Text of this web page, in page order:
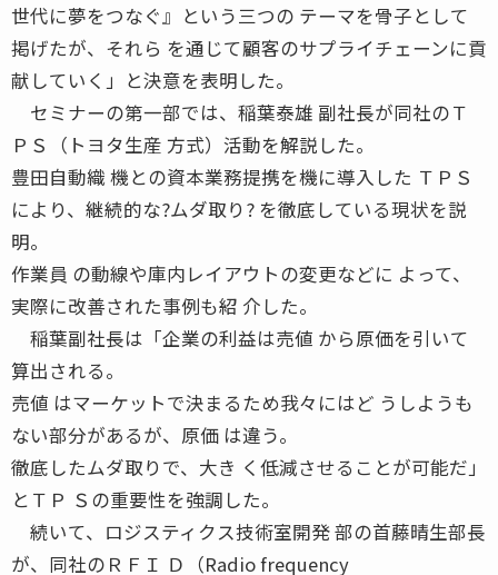
世代に夢をつなぐ』という三つの テーマを骨子として
掲げたが、それら を通じて顧客のサプライチェーンに貢
献していく」と決意を表明した。
セミナーの第一部では、稲葉泰雄 副社長が同社のＴ
ＰＳ（トヨタ生産 方式）活動を解説した。
豊田自動織 機との資本業務提携を機に導入した ＴＰＳ
により、継続的な?ムダ取り? を徹底している現状を説
明。
作業員 の動線や庫内レイアウトの変更などに よって、
実際に改善された事例も紹 介した。
稲葉副社長は「企業の利益は売値 から原価を引いて
算出される。
売値 はマーケットで決まるため我々にはど うしようも
ない部分があるが、原価 は違う。
徹底したムダ取りで、大き く低減させることが可能だ」
とＴＰ Ｓの重要性を強調した。
続いて、ロジスティクス技術室開発 部の首藤晴生部長
が、同社のＲＦＩ Ｄ（Radio frequency